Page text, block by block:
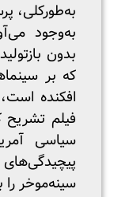
به‌طورکلی،
به‌وجود
بدون
که بر
افکنده
فیلم تشریح
سیاسی
سینه‌موخر را